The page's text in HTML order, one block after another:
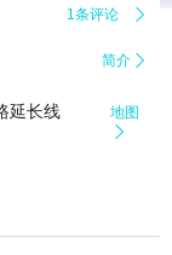
1条评论 
简介 
延长线
地图
